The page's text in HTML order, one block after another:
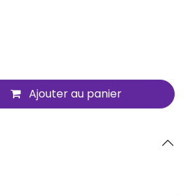
Ajouter au panier